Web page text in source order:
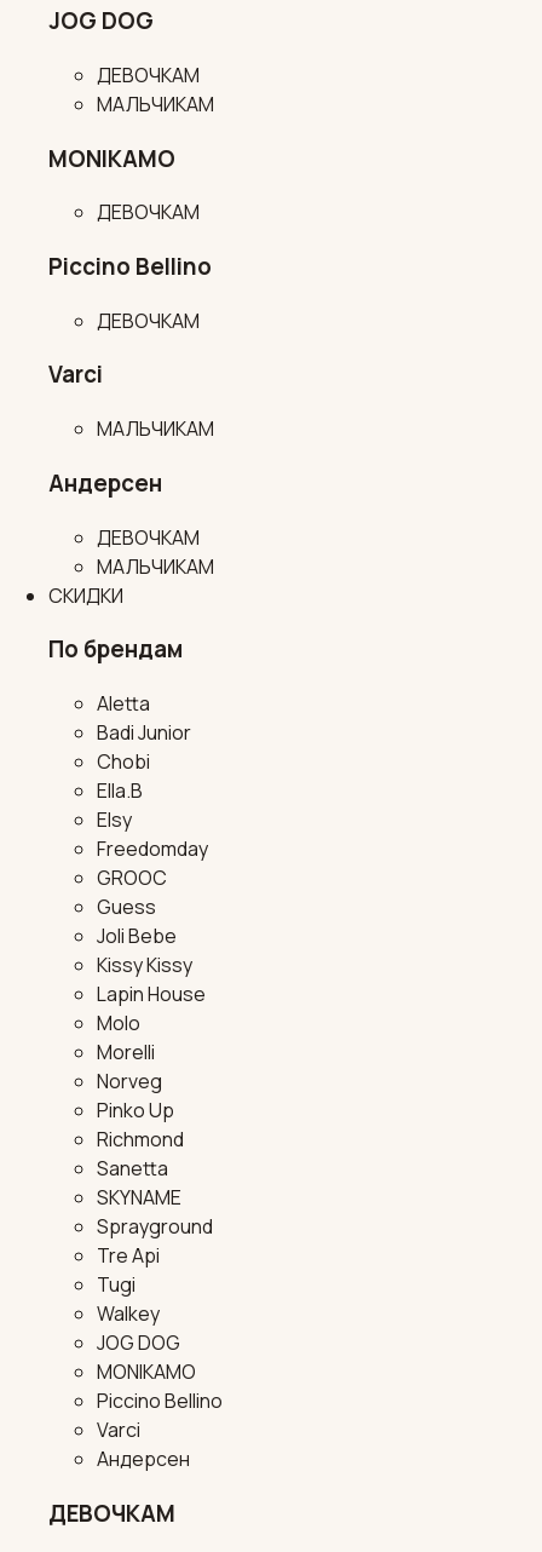
JOG DOG
ДЕВОЧКАМ
МАЛЬЧИКАМ
MONIKAMO
ДЕВОЧКАМ
Piccino Bellino
ДЕВОЧКАМ
Varci
МАЛЬЧИКАМ
Андерсен
ДЕВОЧКАМ
МАЛЬЧИКАМ
СКИДКИ
По брендам
Aletta
Badi Junior
Chobi
Ella.B
Elsy
Freedomday
GROOC
Guess
Joli Bebe
Kissy Kissy
Lapin House
Molo
Morelli
Norveg
Pinko Up
Richmond
Sanetta
SKYNAME
Sprayground
Tre Api
Tugi
Walkey
JOG DOG
MONIKAMO
Piccino Bellino
Varci
Андерсен
ДЕВОЧКАМ